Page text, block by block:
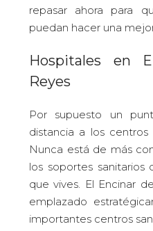
repasar ahora para
puedan hacer una
Hospitales en
Reyes
Por supuesto un
distancia a los centros
Nunca está de más
los soportes
que vives. El Encinar
emplazado
importantes centros